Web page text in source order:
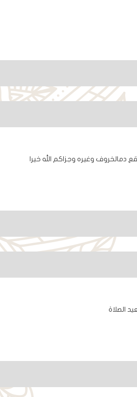
دمالخروف وغيره وجزاكم الله خيرا
الصلاة